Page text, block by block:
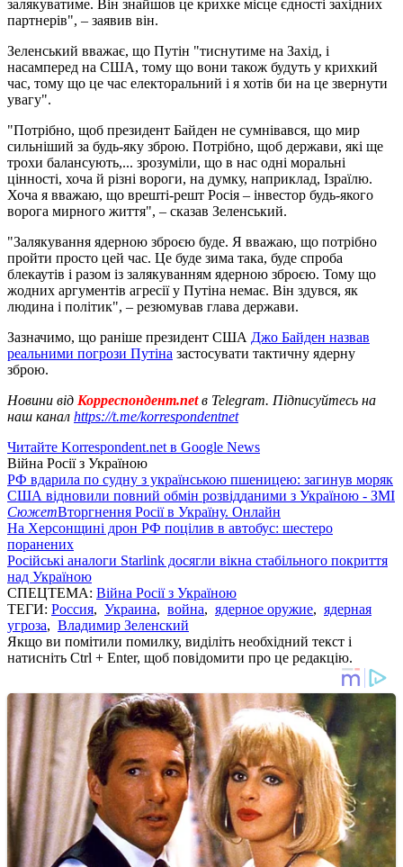
залякуватиме. Він знайшов це крихке місце єдності західних
партнерів", – заявив він.
Зеленський вважає, що Путін "тиснутиме на Захід, і
насамперед на США, тому що вони також будуть у крихкий
час, тому що це час електоральний і я хотів би на це звернути
увагу".
"Потрібно, щоб президент Байден не сумнівався, що мир
сильніший за будь-яку зброю. Потрібно, щоб держави, які ще
трохи балансують,... зрозуміли, що в нас одні моральні
цінності, хоча й різні вороги, на думку, наприклад, Ізраїлю.
Хоча я вважаю, що врешті-решт Росія – інвестор будь-якого
ворога мирного життя", – сказав Зеленський.
"Залякування ядерною зброєю буде. Я вважаю, що потрібно
пройти просто цей час. Це буде зима така, буде спроба
блекаутів і разом із залякуванням ядерною зброєю. Тому що
жодних аргументів агресії у Путіна немає. Він здувся, як
людина і політик", – резюмував глава держави.
Зазначимо, що раніше президент США Джо Байден назвав
реальними погрози Путіна застосувати тактичну ядерну
зброю.
Новини від Корреспондент.netв Telegram. Підписуйтесь на
наш канал https://t.me/korrespondentnet
Читайте Korrespondent.net в Google News
Війна Росії з Україною
РФ вдарила по судну з українською пшеницею: загинув моряк
США відновили повний обмін розвідданими з Україною - ЗМІ
СюжетВторгнення Росії в Україну. Онлайн
На Херсонщині дрон РФ поцілив в автобус: шестеро
поранених
Російські аналоги Starlink досягли вікна стабільного покриття
над Україною
СПЕЦТЕМА: Війна Росії з Україною
ТЕГИ: Россия, Украина, война, ядерное оружие, ядерная
угроза, Владимир Зеленский
Якщо ви помітили помилку, виділіть необхідний текст і
натисніть Ctrl + Enter, щоб повідомити про це редакцію.